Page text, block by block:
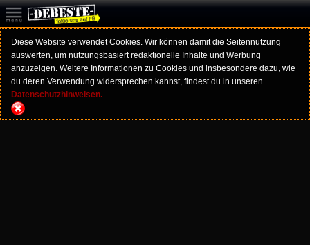
Diese Website verwendet Cookies. Wir können damit die Seitennutzung
auswerten, um nutzungsbasiert redaktionelle Inhalte und Werbung
anzuzeigen. Weitere Informationen zu Cookies und insbesondere dazu, wie
du deren Verwendung widersprechen kannst, findest du in unseren
Datenschutzhinweisen.